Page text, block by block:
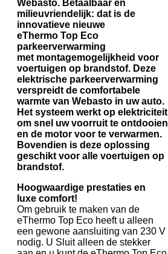
Webasto. Betaalbaar en
milieuvriendelijk: dat is de
innovatieve nieuwe
eThermo Top Eco
parkeerverwarming
met montagemogelijkheid voor
voertuigen op brandstof. Deze
elektrische parkeerverwarming
verspreidt de comfortabele
warmte van Webasto in uw auto.
Het systeem werkt op elektriciteit
om snel uw voorruit te ontdooien
en de motor voor te verwarmen.
Bovendien is deze oplossing
geschikt voor alle voertuigen op
brandstof.
Hoogwaardige prestaties en
luxe comfort!
Om gebruik te maken van de
eThermo Top Eco heeft u alleen
een gewone aansluiting van 230 V
nodig. U Sluit alleen de stekker